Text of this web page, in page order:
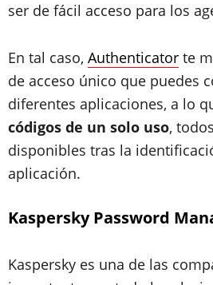
ser de fácil acceso para los
En tal caso, Authenticator te
de acceso único que puedes
diferentes aplicaciones, a lo
códigos de un solo uso,
disponibles tras la
aplicación.
Kaspersky Password
Kaspersky es una de las